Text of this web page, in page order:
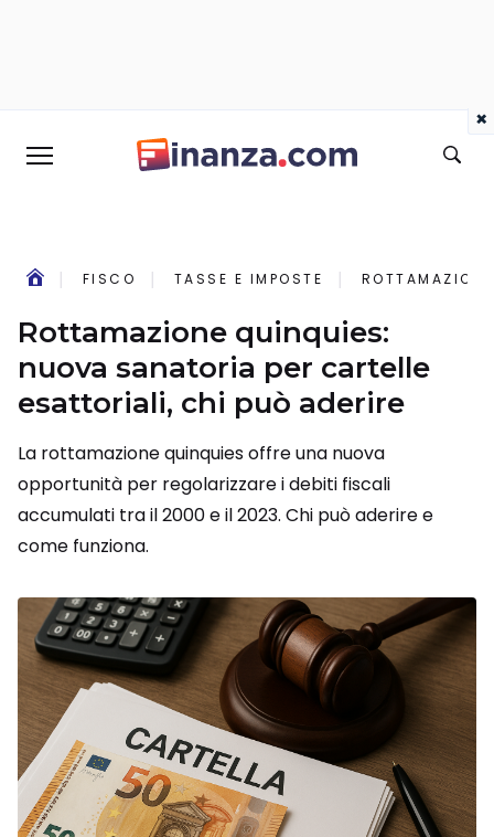
FISCO TASSE E IMPOSTE
Rottamazione quinquies:
nuova sanatoria per cartelle
esattoriali, chi può aderire
La rottamazione quinquies offre una nuova
opportunità per regolarizzare i debiti fiscali
accumulati tra il 2000 e il 2023. Chi può aderire e
come funziona.
×